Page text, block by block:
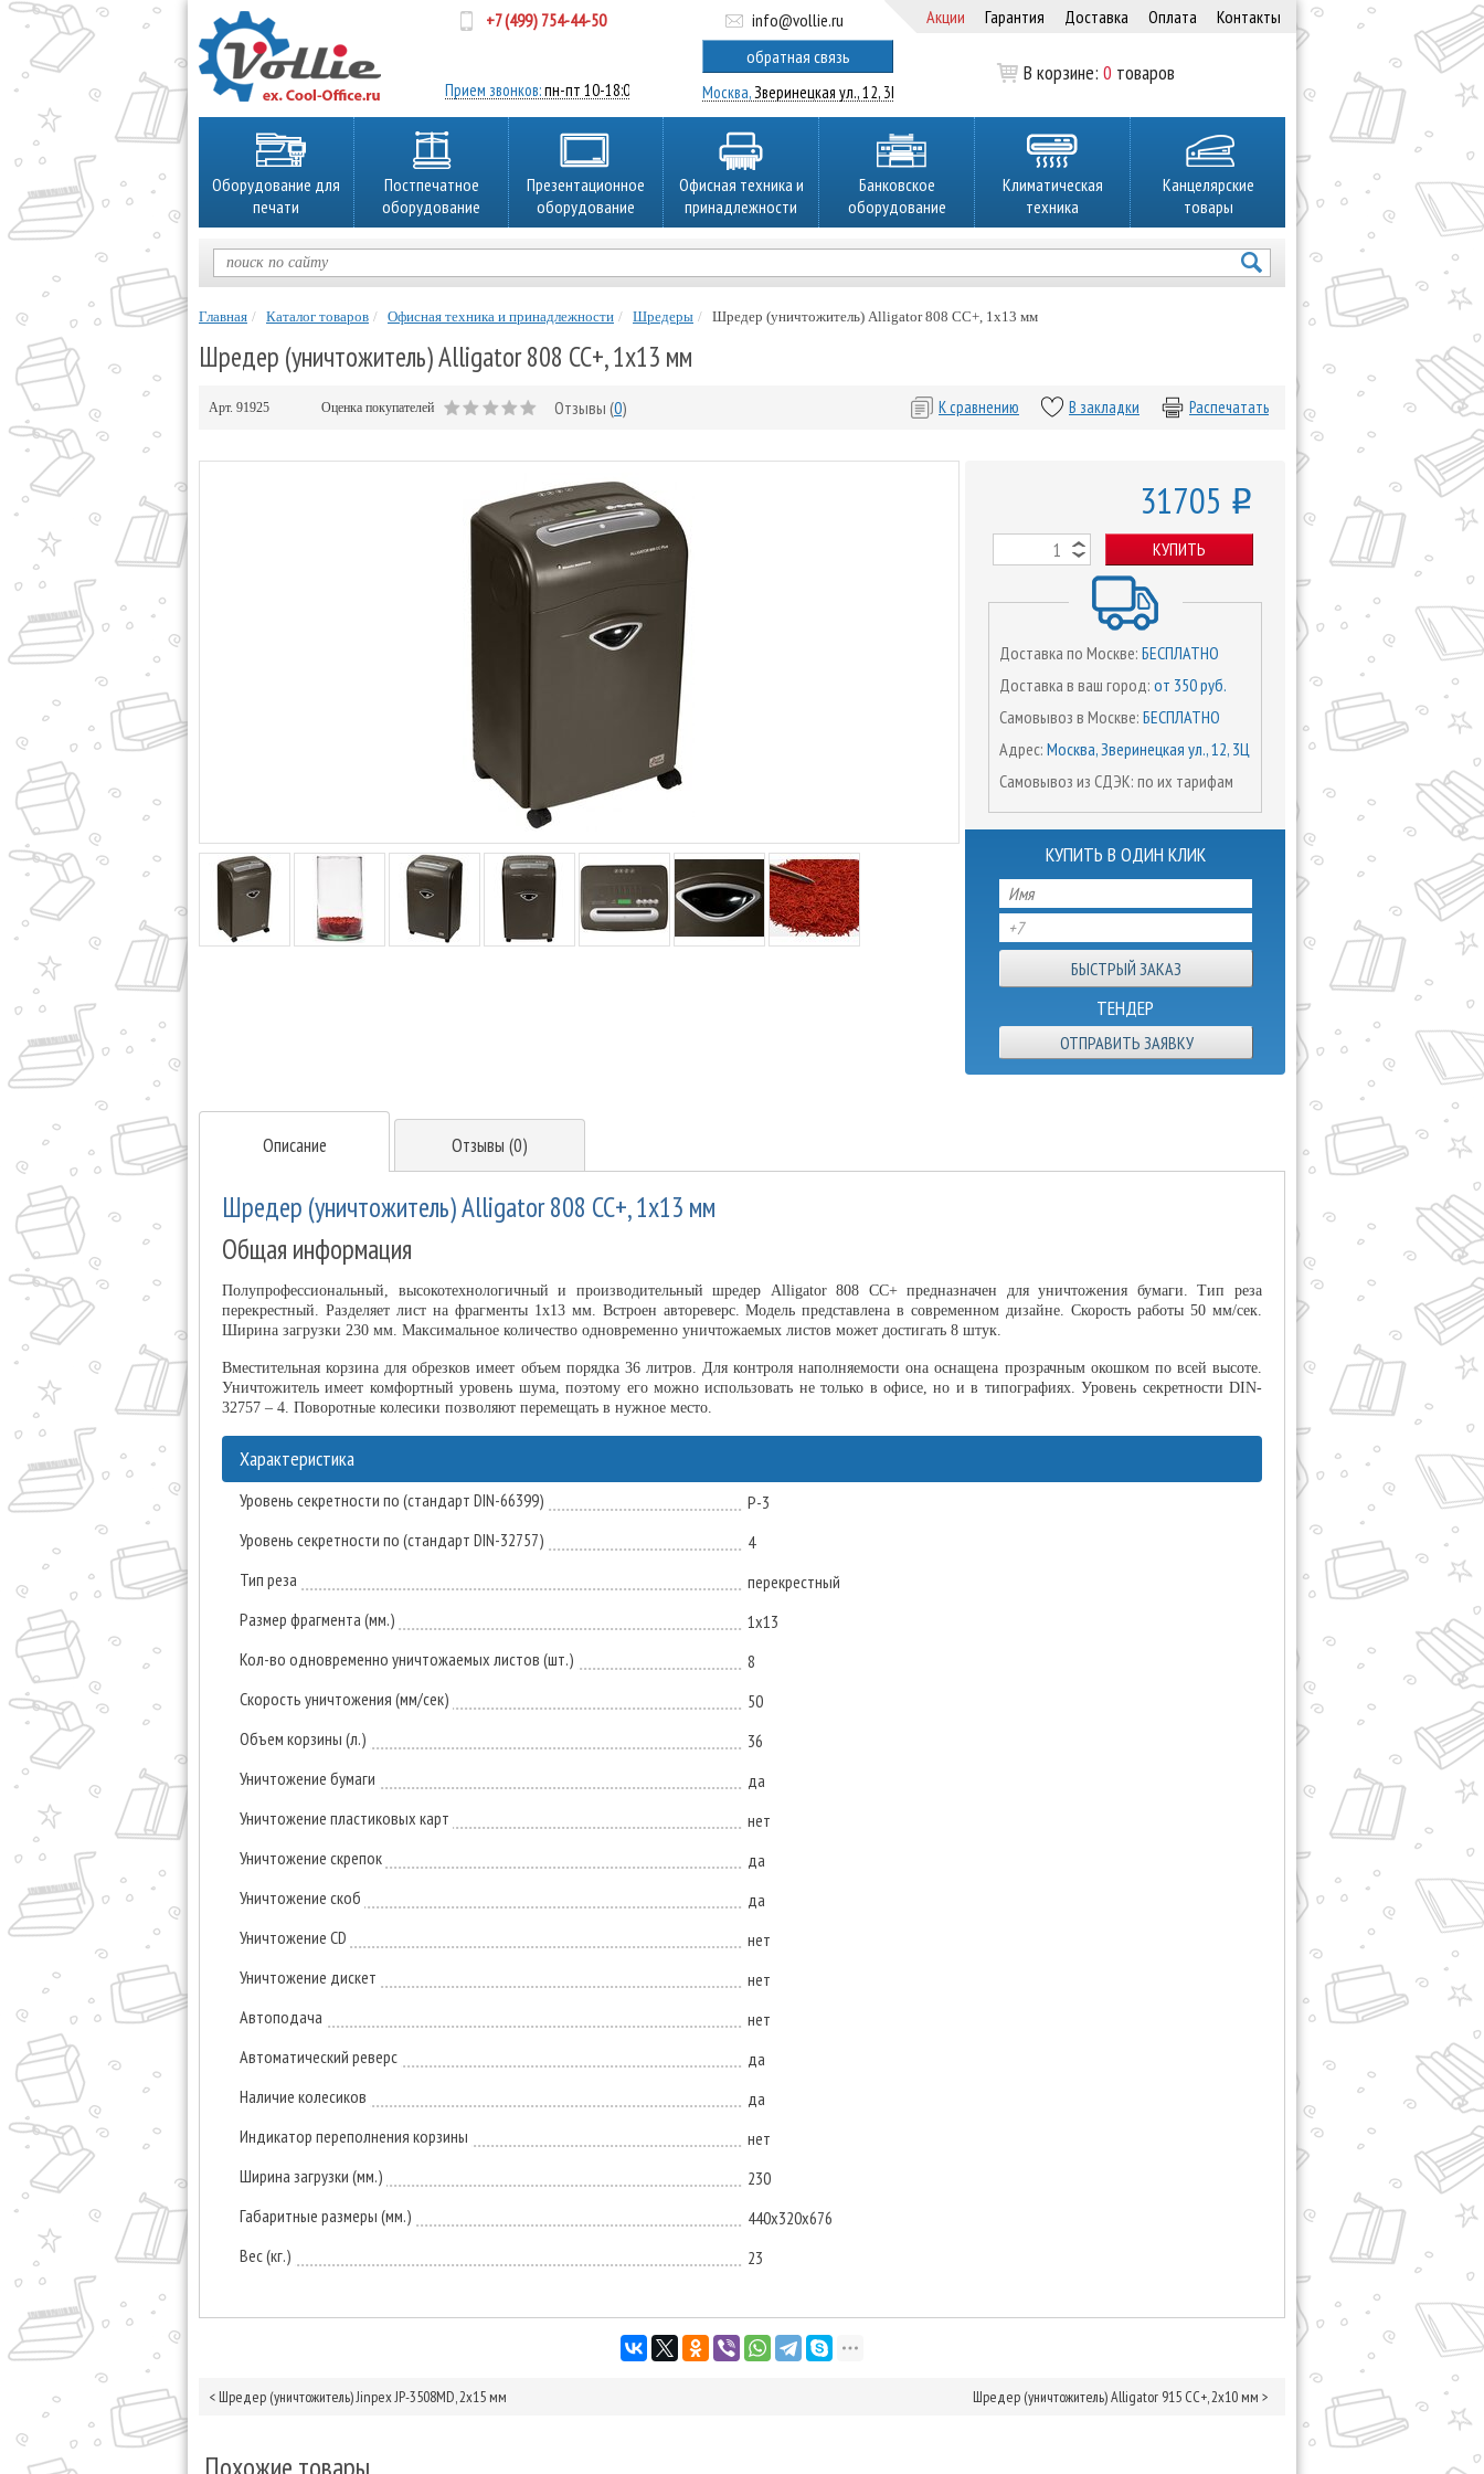
+7 (499) 754-44-50
Прием звонков:пн-пт 10-18:00
info@vollie.ru
обратная связь
Москва,Зверинецкая ул., 12, 3Ц
Акции Гарантия Доставка Оплата Контакты
В корзине:0 товаров
Оборудование для
печати
Постпечатное
оборудование
Презентационное
оборудование
Офисная техника и
принадлежности
Банковское
оборудование
Климатическая
техника
Канцелярские
товары
Главная Каталог товаров Офисная техника и принадлежности Шредеры Шредер (уничтожитель) Alligator 808 CC+, 1х13 мм
Шредер (уничтожитель) Alligator 808 CC+, 1х13 мм
Арт. 91925 Оценка покупателей Отзывы (0) Распечатать
В закладки
К сравнению
31705 o
КУПИТЬ
Доставка по Москве: БЕСПЛАТНО
Доставка в ваш город: от 350 руб.
Самовывоз в Москве: БЕСПЛАТНО
Адрес: Москва, Зверинецкая ул., 12, 3Ц
Самовывоз из СДЭК: по их тарифам
КУПИТЬ В ОДИН КЛИК
ТЕНДЕР
ОТПРАВИТЬ ЗАЯВКУ
Описание Отзывы (0)
Шредер (уничтожитель) Alligator 808 CC+, 1х13 мм
Общая информация
Полупрофессиональный, высокотехнологичный и производительный шредер Alligator 808 CC+ предназначен для уничтожения бумаги. Тип реза
перекрестный. Разделяет лист на фрагменты 1х13 мм. Встроен автореверс. Модель представлена в современном дизайне. Скорость работы 50 мм/сек.
Ширина загрузки 230 мм. Максимальное количество одновременно уничтожаемых листов может достигать 8 штук.
Вместительная корзина для обрезков имеет объем порядка 36 литров. Для контроля наполняемости она оснащена прозрачным окошком по всей высоте.
Уничтожитель имеет комфортный уровень шума, поэтому его можно использовать не только в офисе, но и в типографиях. Уровень секретности DIN-
32757 – 4. Поворотные колесики позволяют перемещать в нужное место.
Характеристика
Уровень секретности по (стандарт DIN-66399)
P-3
Уровень секретности по (стандарт DIN-32757)
4
Тип реза
перекрестный
Размер фрагмента (мм.)
1х13
Кол-во одновременно уничтожаемых листов (шт.)
8
Скорость уничтожения (мм/сек)
50
Объем корзины (л.)
36
Уничтожение бумаги
да
Уничтожение пластиковых карт
нет
Уничтожение скрепок
да
Уничтожение скоб
да
Уничтожение CD
нет
Уничтожение дискет
нет
Автоподача
нет
Автоматический реверс
да
Наличие колесиков
да
Индикатор переполнения корзины
нет
Ширина загрузки (мм.)
230
Габаритные размеры (мм.)
440х320х676
Вес (кг.)
23
< Шредер (уничтожитель) Jinpex JP-3508MD, 2х15 мм Шредер (уничтожитель) Alligator 915 CC+, 2х10 мм >